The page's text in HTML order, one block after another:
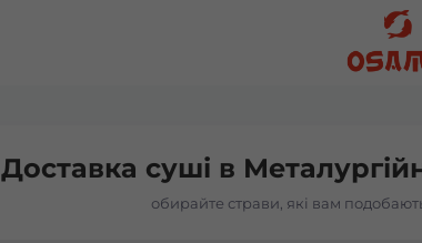
Доставка суші в
обирайте страви, які вам